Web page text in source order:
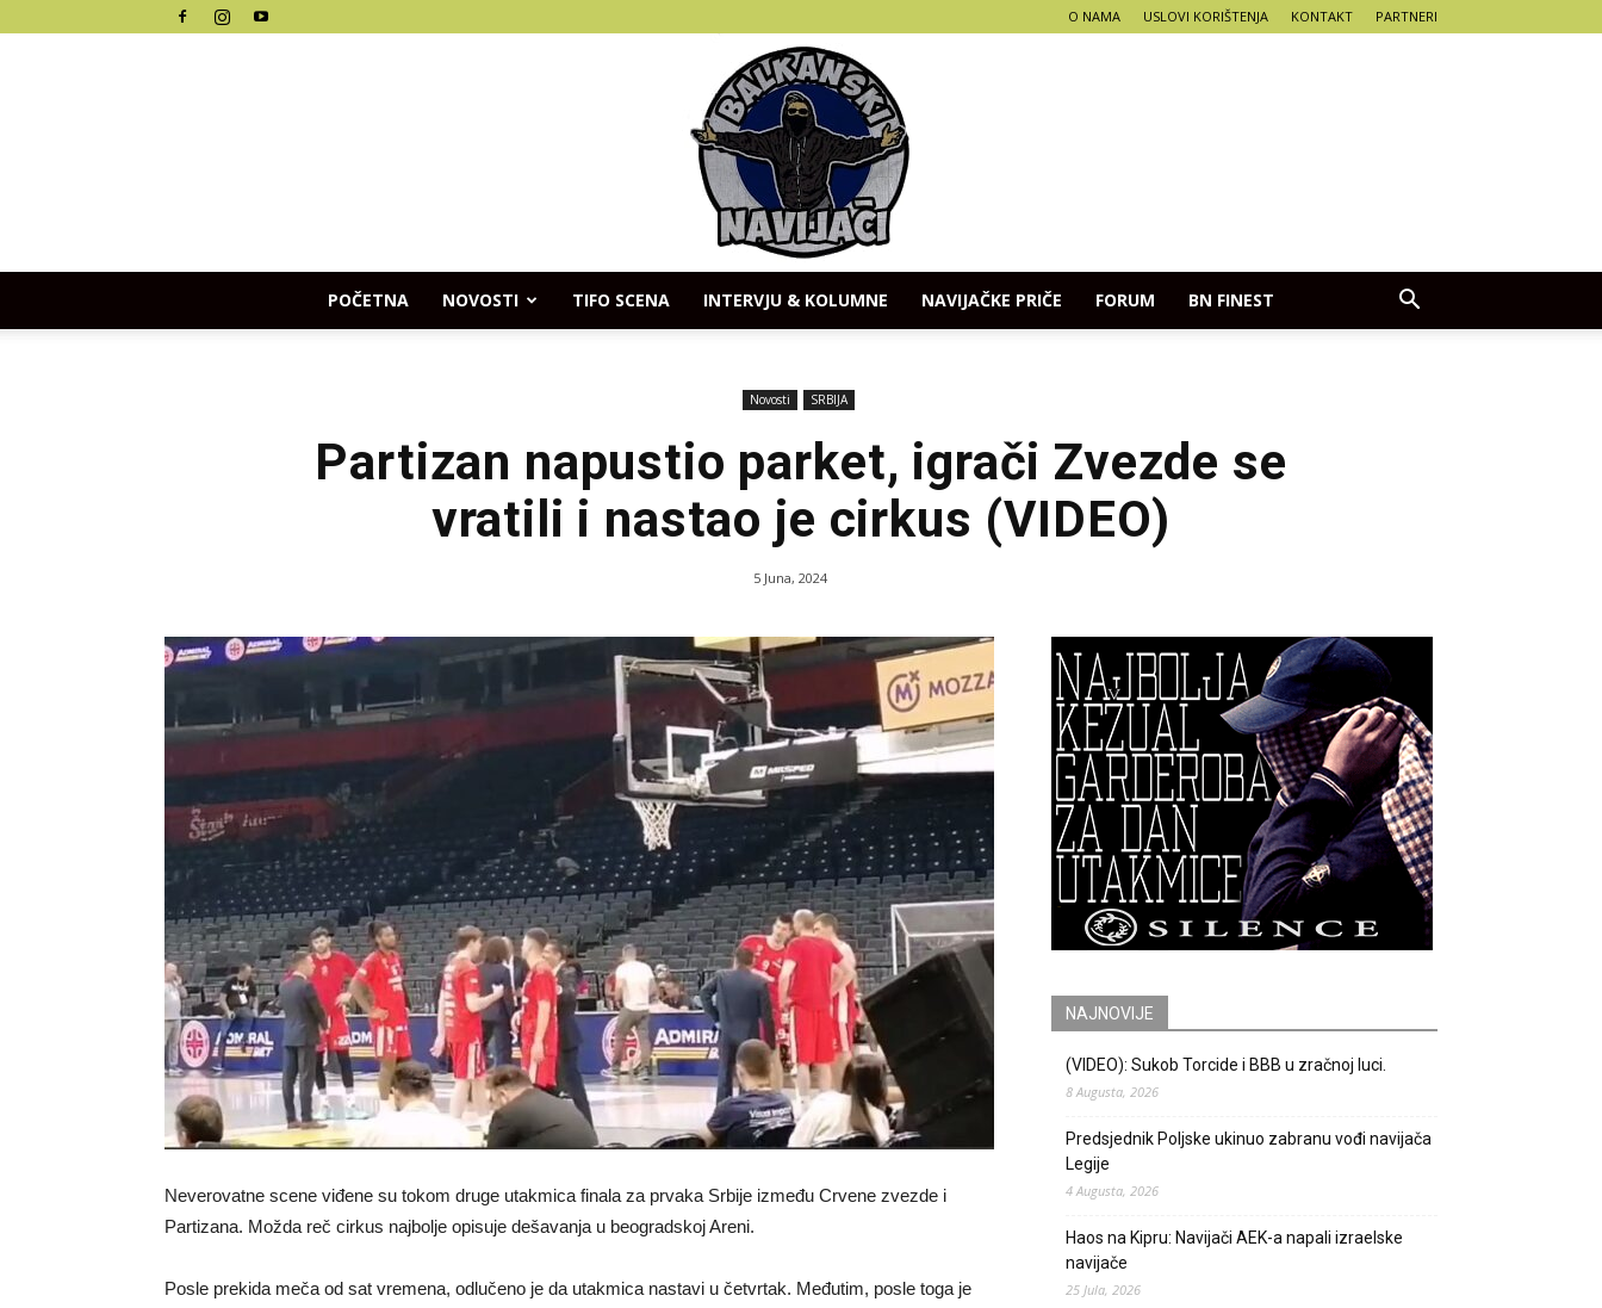
O NAMA USLOVI KORIŠTENJA KONTAKT PARTNERI
POČETNA NOVOSTI TIFO SCENA INTERVJU & KOLUMNE NAVIJAČKE PRIČE FORUM BN FINEST
Novosti SRBIJA
Partizan napustio parket, igrači Zvezde se
vratili i nastao je cirkus (VIDEO)
5 Juna, 2024
Neverovatne scene viđene su tokom druge utakmica finala za prvaka Srbije između Crvene zvezde i
Partizana. Možda reč cirkus najbolje opisuje dešavanja u beogradskoj Areni.
Posle prekida meča od sat vremena, odlučeno je da utakmica nastavi u četvrtak. Međutim, posle toga je
NAJNOVIJE
(VIDEO): Sukob Torcide i BBB u zračnoj luci.
8 Augusta, 2026
Predsjednik Poljske ukinuo zabranu vođi navijača
Legije
4 Augusta, 2026
Haos na Kipru: Navijači AEK-a napali izraelske
navijače
25 Jula, 2026